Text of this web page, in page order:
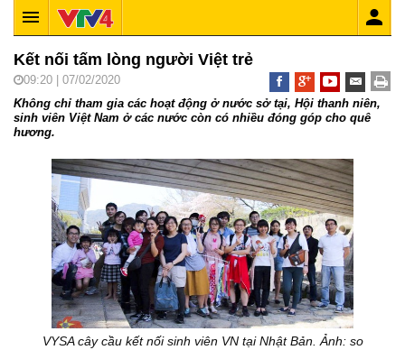
Kết nối tấm lòng người Việt trẻ
09:20 | 07/02/2020
Không chỉ tham gia các hoạt động ở nước sở tại, Hội thanh niên,
sinh viên Việt Nam ở các nước còn có nhiều đóng góp cho quê
hương.
VYSA cây cầu kết nối sinh viên VN tại Nhật Bản. Ảnh: so